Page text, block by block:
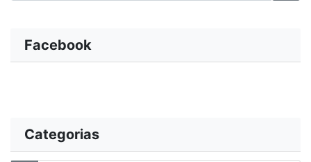
Facebook
Categorias